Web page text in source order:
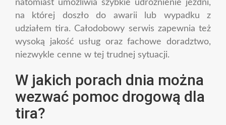
natomiast umożliwia szybkie udrożnienie jezdni,
na której doszło do awarii lub wypadku z
udziałem tira. Całodobowy serwis zapewnia też
wysoką jakość usług oraz fachowe doradztwo,
niezwykle cenne w tej trudnej sytuacji.
W jakich porach dnia można
wezwać pomoc drogową dla
tira?